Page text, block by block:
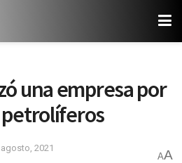
una empresa por
agosto, 2021
AA